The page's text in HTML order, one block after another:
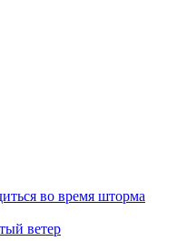
во время шторма
ветер